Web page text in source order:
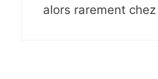
alors rarement